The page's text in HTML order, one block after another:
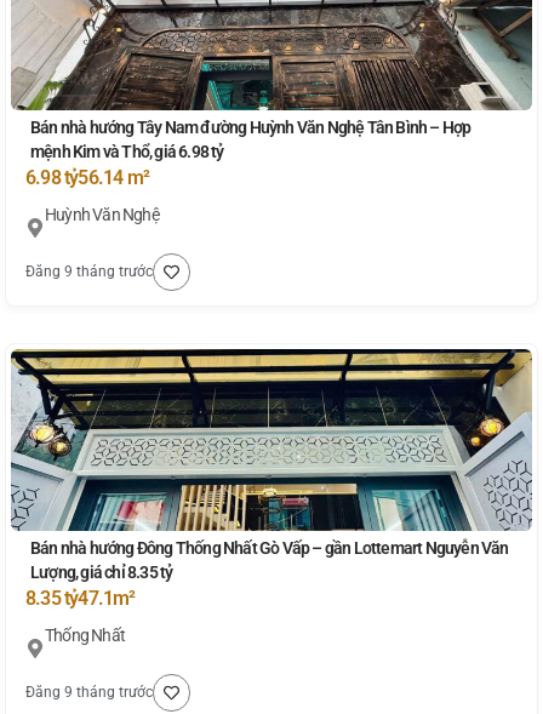
Bán nhà hướng Tây Nam đường Huỳnh Văn Nghệ Tân Bình – Hợp
mệnh Kim và Thổ, giá 6.98 tỷ
6.98 tỷ56.14 m²
Huỳnh Văn Nghệ
Đăng 9 tháng trước
Bán nhà hướng Đông Thống Nhất Gò Vấp – gần Lottemart Nguyễn Văn
Lượng, giá chỉ 8.35 tỷ
8.35 tỷ47.1m²
Thống Nhất
Đăng 9 tháng trước